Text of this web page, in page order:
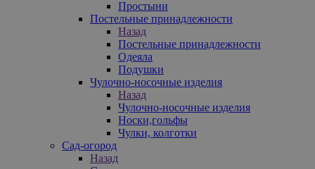
Простыни
Постельные принадлежности
Назад
Постельные принадлежности
Одеяла
Подушки
Чулочно-носочные изделия
Назад
Чулочно-носочные изделия
Носки,гольфы
Чулки, колготки
Сад-огород
Назад